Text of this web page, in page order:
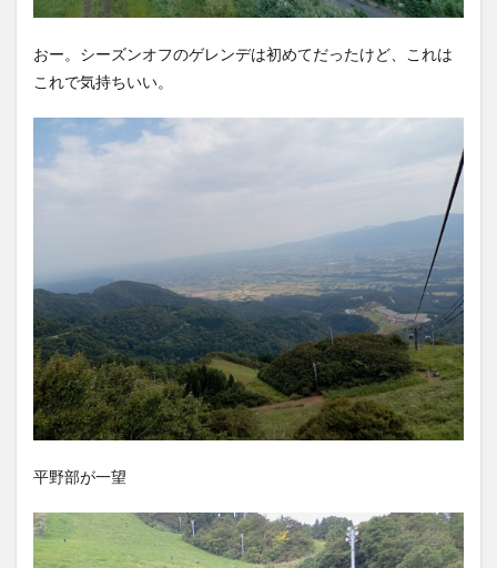
おー。シーズンオフのゲレンデは初めてだったけど、これは
これで気持ちいい。
平野部が一望